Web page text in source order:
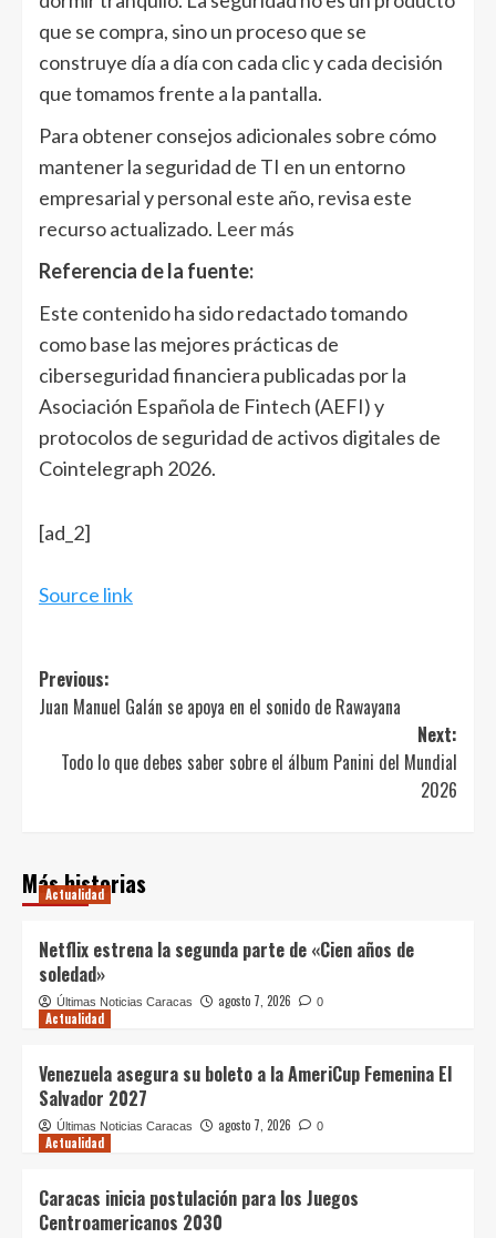
que se compra, sino un proceso que se
construye día a día con cada clic y cada decisión
que tomamos frente a la pantalla.
Para obtener consejos adicionales sobre cómo
mantener la seguridad de TI en un entorno
empresarial y personal este año, revisa este
recurso actualizado. Leer más
Referencia de la fuente:
Este contenido ha sido redactado tomando
como base las mejores prácticas de
ciberseguridad financiera publicadas por la
Asociación Española de Fintech (AEFI) y
protocolos de seguridad de activos digitales de
Cointelegraph 2026.
Navegación
de
entradas
[ad_2]
Source link
Post
navigation
Previous:
Juan Manuel Galán se apoya en el sonido de Rawayana
Next:
Todo lo que debes saber sobre el álbum Panini del Mundial
2026
Más historias
Actualidad
Netflix estrena la segunda parte de «Cien años de
soledad»
Últimas Noticias Caracas agosto 7, 2026 0
Actualidad
Venezuela asegura su boleto a la AmeriCup Femenina El
Salvador 2027
Últimas Noticias Caracas agosto 7, 2026 0
Actualidad
Caracas inicia postulación para los Juegos
Centroamericanos 2030